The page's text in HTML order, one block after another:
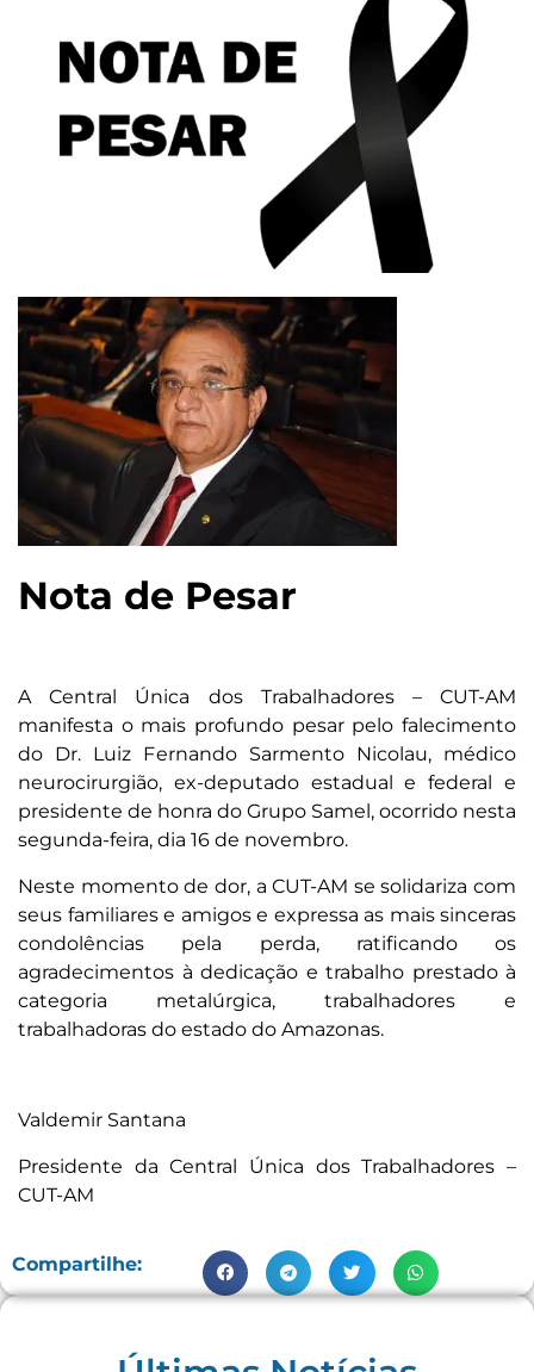
Nota de Pesar
A Central Única dos Trabalhadores – CUT-AM
manifesta o mais profundo pesar pelo falecimento
do Dr. Luiz Fernando Sarmento Nicolau, médico
neurocirurgião, ex-deputado estadual e federal e
presidente de honra do Grupo Samel, ocorrido nesta
segunda-feira, dia 16 de novembro.
Neste momento de dor, a CUT-AM se solidariza com
seus familiares e amigos e expressa as mais sinceras
condolências pela perda, ratificando os
agradecimentos à dedicação e trabalho prestado à
categoria metalúrgica, trabalhadores e
trabalhadoras do estado do Amazonas.
Valdemir Santana
Presidente da Central Única dos Trabalhadores –
CUT-AM
Compartilhe: